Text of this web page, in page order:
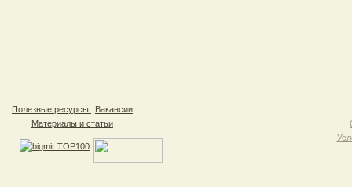
Полезные ресурсы
Вакансии
Материалы и статьи